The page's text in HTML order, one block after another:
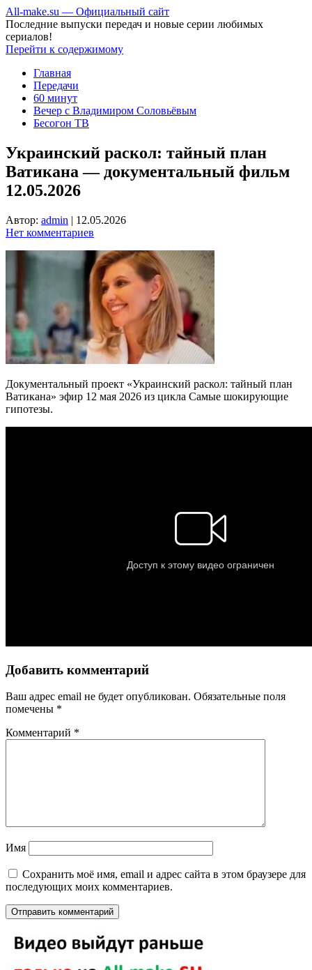
All-make.su — Официальный сайт
Последние выпуски передач и новые серии любимых
сериалов!
Перейти к содержимому
Главная
Передачи
60 минут
Вечер с Владимиром Соловьёвым
Бесогон ТВ
Украинский раскол: тайный план
Ватикана — документальный фильм
12.05.2026
Автор: admin | 12.05.2026
Нет комментариев
Документальный проект «Украинский раскол: тайный план
Ватикана» эфир 12 мая 2026 из цикла Самые шокирующие
гипотезы.
Добавить комментарий
Ваш адрес email не будет опубликован. Обязательные поля
помечены *
Комментарий *
Имя
Сохранить моё имя, email и адрес сайта в этом браузере для
последующих моих комментариев.